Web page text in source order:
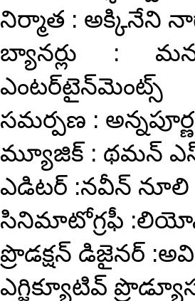
నిర్మాత : అక్కినేని
బ్యానర్లు :
ఎంటర్‌టైన్‌మెంట్స్
సమర్పణ :
మ్యూజిక్ : థమన్
ఎడిటర్ :నవీన్ నూలి
సినిమాటోగ్రఫీ :లియోన్
ప్రొడక్షన్ డిజైనర్
ఎగ్జిక్యూటివ్